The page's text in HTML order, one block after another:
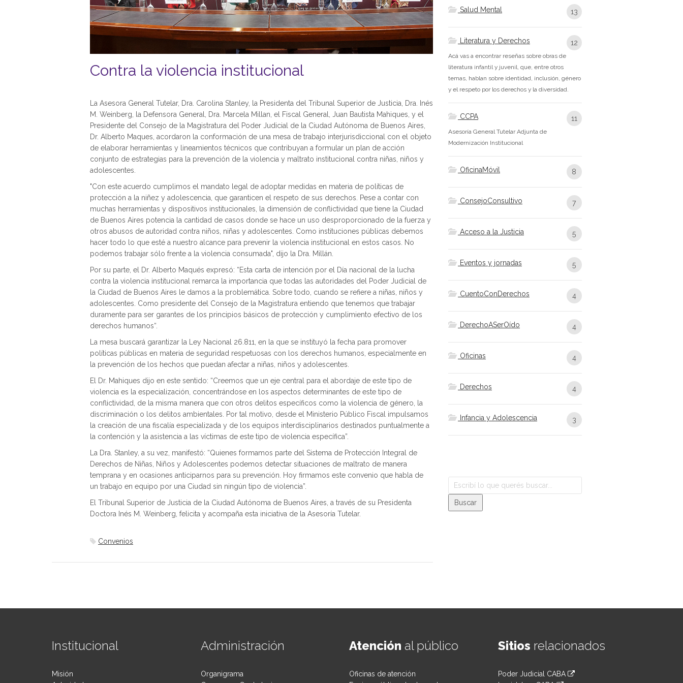
Contra la violencia institucional
La Asesora General Tutelar, Dra. Carolina Stanley, la Presidenta del Tribunal Superior de Justicia, Dra. Inés
M. Weinberg, la Defensora General, Dra. Marcela Millan, el Fiscal General, Juan Bautista Mahiques, y el
Presidente del Consejo de la Magistratura del Poder Judicial de la Ciudad Autónoma de Buenos Aires,
Dr. Alberto Maques, acordaron la conformación de una mesa de trabajo interjurisdiccional con el objeto
de elaborar herramientas y lineamientos técnicos que contribuyan a formular un plan de acción
conjunto de estrategias para la prevención de la violencia y maltrato institucional contra niñas, niños y
adolescentes.
"Con este acuerdo cumplimos el mandato legal de adoptar medidas en materia de políticas de
protección a la niñez y adolescencia, que garanticen el respeto de sus derechos. Pese a contar con
muchas herramientas y dispositivos institucionales, la dimensión de conflictividad que tiene la Ciudad
de Buenos Aires potencia la cantidad de casos donde se hace un uso desproporcionado de la fuerza y
otros abusos de autoridad contra niños, niñas y adolescentes. Como instituciones públicas debemos
hacer todo lo que esté a nuestro alcance para prevenir la violencia institucional en estos casos. No
podemos trabajar sólo frente a la violencia consumada", dijo la Dra. Millán.
Por su parte, el Dr. Alberto Maqués expresó: “Esta carta de intención por el Día nacional de la lucha
contra la violencia institucional remarca la importancia que todas las autoridades del Poder Judicial de
la Ciudad de Buenos Aires le damos a la problemática. Sobre todo, cuando se refiere a niñas, niños y
adolescentes. Como presidente del Consejo de la Magistratura entiendo que tenemos que trabajar
duramente para ser garantes de los principios básicos de protección y cumplimiento efectivo de los
derechos humanos“.
La mesa buscará garantizar la Ley Nacional 26.811, en la que se instituyó la fecha para promover
políticas públicas en materia de seguridad respetuosas con los derechos humanos, especialmente en
la prevención de los hechos que puedan afectar a niñas, niños y adolescentes.
El Dr. Mahiques dijo en este sentido: “Creemos que un eje central para el abordaje de este tipo de
violencia es la especialización, concentrándose en los aspectos determinantes de este tipo de
conflictividad, de la misma manera que con otros delitos específicos como la violencia de género, la
discriminación o los delitos ambientales. Por tal motivo, desde el Ministerio Público Fiscal impulsamos
la creación de una fiscalía especializada y de los equipos interdisciplinarios destinados puntualmente a
la contención y la asistencia a las víctimas de este tipo de violencia específica”.
La Dra. Stanley, a su vez, manifestó: “Quienes formamos parte del Sistema de Protección Integral de
Derechos de Niñas, Niños y Adolescentes podemos detectar situaciones de maltrato de manera
temprana y en ocasiones anticiparnos para su prevención. Hoy firmamos este convenio que habla de
un trabajo en equipo por una Ciudad sin ningún tipo de violencia”.
El Tribunal Superior de Justicia de la Ciudad Autónoma de Buenos Aires, a través de su Presidenta
Doctora Inés M. Weinberg, felicita y acompaña esta iniciativa de la Asesoría Tutelar.
Convenios
Salud Mental 13
Literatura y Derechos 12
Acá vas a encontrar reseñas sobre obras de
literatura infantil y juvenil, que, entre otros
temas, hablan sobre identidad, inclusión, género
y el respeto por los derechos y la diversidad.
CCPA 11
Asesoría General Tutelar Adjunta de
Modernización Institucional
OficinaMóvil 8
ConsejoConsultivo 7
Acceso a la Justicia 5
Eventos y jornadas 5
CuentoConDerechos 4
DerechoASerOído 4
Oficinas 4
Derechos 4
Infancia y Adolescencia 3
Institucional
Misión
Administración
Organigrama
Atención al público
Oficinas de atención
Sitios relacionados
Poder Judicial CABA